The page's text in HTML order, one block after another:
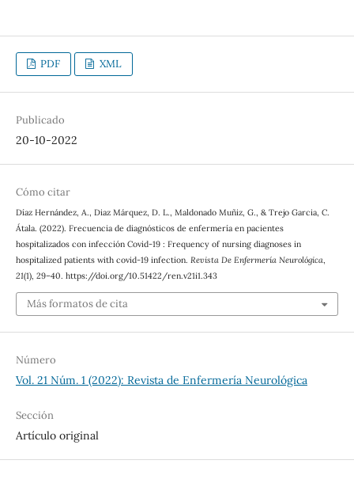
PDF XML
Publicado
20-10-2022
Cómo citar
Díaz Hernández, A., Diaz Márquez, D. L., Maldonado Muñiz, G., & Trejo Garcia, C.
Átala. (2022). Frecuencia de diagnósticos de enfermería en pacientes
hospitalizados con infección Covid-19 : Frequency of nursing diagnoses in
hospitalized patients with covid-19 infection. Revista De Enfermería Neurológica,
21(1), 29–40. https://doi.org/10.51422/ren.v21i1.343
Más formatos de cita
Número
Vol. 21 Núm. 1 (2022): Revista de Enfermería Neurológica
Sección
Artículo original